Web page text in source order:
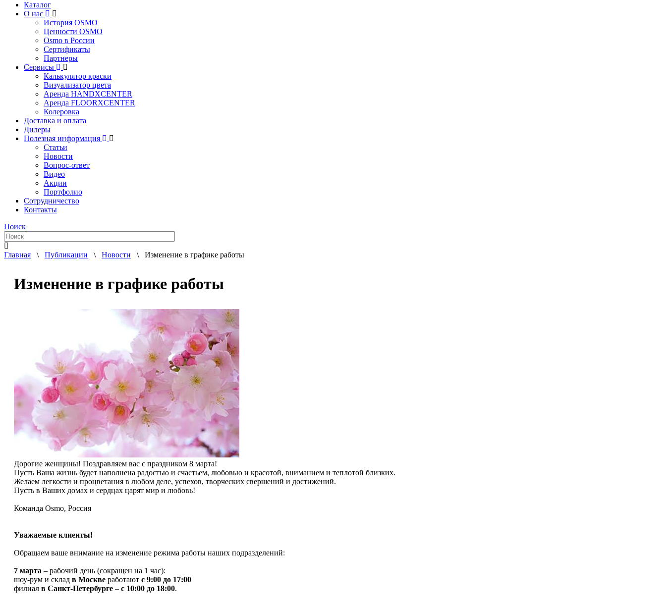
Каталог
О нас
История OSMO
Ценности OSMO
Osmo в России
Сертификаты
Партнеры
Сервисы
Калькулятор краски
Визуализатор цвета
Аренда HANDXCENTER
Аренда FLOORXCENTER
Колеровка
Доставка и оплата
Дилеры
Полезная информация
Статьи
Новости
Вопрос-ответ
Видео
Акции
Портфолио
Сотрудничество
Контакты
Поиск
Главная \ Публикации \ Новости \ Изменение в графике работы
Изменение в графике работы
Дорогие женщины! Поздравляем вас с праздником 8 марта!
Пусть Ваша жизнь будет наполнена радостью и счастьем, любовью и красотой, вниманием и теплотой близких.
Желаем легкости и процветания в любом деле, успехов, творческих свершений и достижений.
Пусть в Ваших домах и сердцах царят мир и любовь!
Команда Osmo, Россия
Уважаемые клиенты!
Обращаем ваше внимание на изменение режима работы наших подразделений:
7 марта – рабочий день (сокращен на 1 час):
шоу-рум и склад в Москве работают с 9:00 до 17:00
филиал в Санкт-Петербурге – с 10:00 до 18:00.